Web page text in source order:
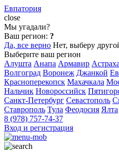
Евпатория
close
Мы угадали?
Ваш регион: ?
Да, все верно Нет, выберу
Выберите ваш регион
Алушта Анапа Армавир
Волгоград Воронеж Джанкой
Красноперекопск Махачкала
Нальчик Новороссийск
Санкт-Петербург Севастополь
Ставрополь Тула Феодосия Ялта
8 (978) 757-74-37
Вход и регистрация